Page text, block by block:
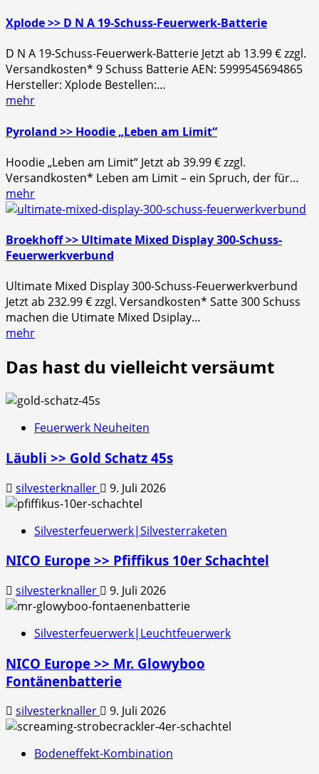
Xplode >> D N A 19-Schuss-Feuerwerk-Batterie
D N A 19-Schuss-Feuerwerk-Batterie Jetzt ab 13.99 € zzgl.
Versandkosten* 9 Schuss Batterie AEN: 5999545694865
Hersteller: Xplode Bestellen:…
mehr
Pyroland >> Hoodie „Leben am Limit“
Hoodie „Leben am Limit“ Jetzt ab 39.99 € zzgl.
Versandkosten* Leben am Limit – ein Spruch, der für…
mehr
Broekhoff >> Ultimate Mixed Display 300-Schuss-
Feuerwerkverbund
Ultimate Mixed Display 300-Schuss-Feuerwerkverbund
Jetzt ab 232.99 € zzgl. Versandkosten* Satte 300 Schuss
machen die Utimate Mixed Dsiplay…
mehr
Das hast du vielleicht versäumt
Feuerwerk Neuheiten
Läubli >> Gold Schatz 45s
silvesterknaller 9. Juli 2026
Silvesterfeuerwerk|Silvesterraketen
NICO Europe >> Pfiffikus 10er Schachtel
silvesterknaller 9. Juli 2026
Silvesterfeuerwerk|Leuchtfeuerwerk
NICO Europe >> Mr. Glowyboo
Fontänenbatterie
silvesterknaller 9. Juli 2026
Bodeneffekt-Kombination